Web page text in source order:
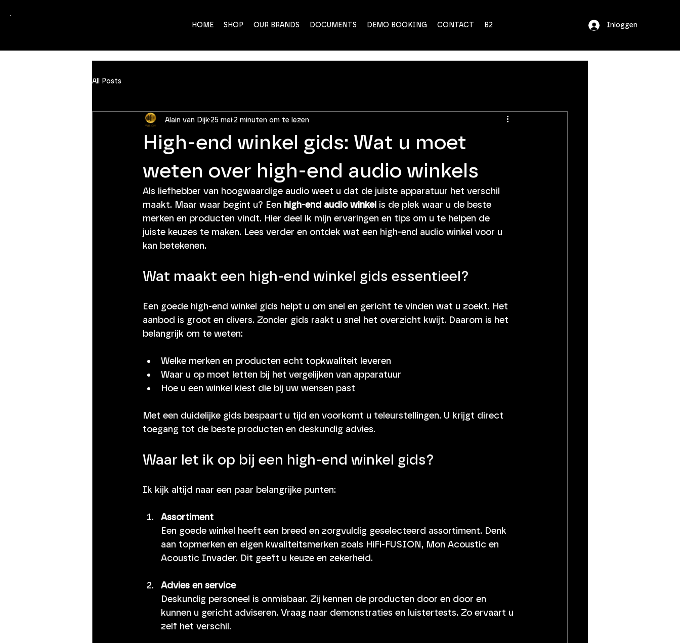
HOME SHOP OUR BRANDS DOCUMENTS DEMO BOOKING CONTACT B2B Inloggen
All Posts
High-end winkel gids: Wat u moet
weten over high-end audio winkels
Alain van Dijk 25 mei 2 minuten om te lezen
Als liefhebber van hoogwaardige audio weet u dat de juiste apparatuur het verschil
maakt. Maar waar begint u? Een high-end audio winkel is de plek waar u de beste
merken en producten vindt. Hier deel ik mijn ervaringen en tips om u te helpen de
juiste keuzes te maken. Lees verder en ontdek wat een high-end audio winkel voor u
kan betekenen.
Wat maakt een high-end winkel gids essentieel?
Een goede high-end winkel gids helpt u om snel en gericht te vinden wat u zoekt. Het
aanbod is groot en divers. Zonder gids raakt u snel het overzicht kwijt. Daarom is het
belangrijk om te weten:
Welke merken en producten echt topkwaliteit leveren
Waar u op moet letten bij het vergelijken van apparatuur
Hoe u een winkel kiest die bij uw wensen past
Met een duidelijke gids bespaart u tijd en voorkomt u teleurstellingen. U krijgt direct
toegang tot de beste producten en deskundig advies.
Waar let ik op bij een high-end winkel gids?
Ik kijk altijd naar een paar belangrijke punten:
Assortiment
Een goede winkel heeft een breed en zorgvuldig geselecteerd assortiment. Denk
aan topmerken en eigen kwaliteitsmerken zoals HiFi-FUSION, Mon Acoustic en
Acoustic Invader. Dit geeft u keuze en zekerheid.
Advies en service
Deskundig personeel is onmisbaar. Zij kennen de producten door en door en
kunnen u gericht adviseren. Vraag naar demonstraties en luistertests. Zo ervaart u
zelf het verschil.